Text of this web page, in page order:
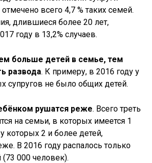
всего 4,7 % таких семей.
длившиеся более 20 лет,
году в 13,2% случаев.
больше детей в семье, тем
развода. К примеру, в 2016 году у
супругов не было общих детей.
рушатся реже. Всего треть
на семьи, в которых имеется 1
которых 2 и более детей,
В 2016 году распалось только
(73 000 человек).